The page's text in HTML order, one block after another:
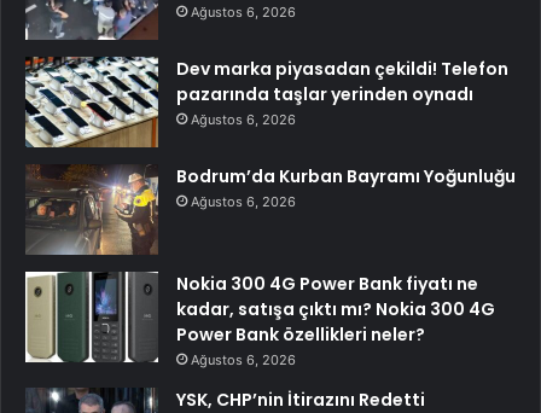
Ağustos 6, 2026
Dev marka piyasadan çekildi! Telefon
pazarında taşlar yerinden oynadı
Ağustos 6, 2026
Bodrum’da Kurban Bayramı Yoğunluğu
Ağustos 6, 2026
Nokia 300 4G Power Bank fiyatı ne
kadar, satışa çıktı mı? Nokia 300 4G
Power Bank özellikleri neler?
Ağustos 6, 2026
YSK, CHP’nin İtirazını Redetti